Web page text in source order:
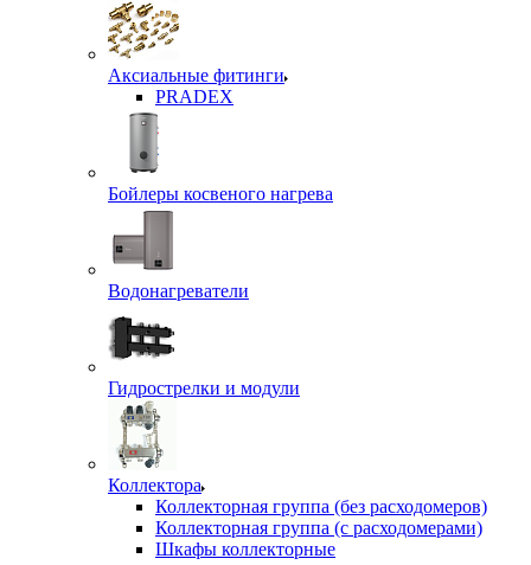
Аксиальные фитинги
PRADEX
Бойлеры косвеного нагрева
Водонагреватели
Гидрострелки и модули
Коллектора
Коллекторная группа (без расходомеров)
Коллекторная группа (с расходомерами)
Шкафы коллекторные